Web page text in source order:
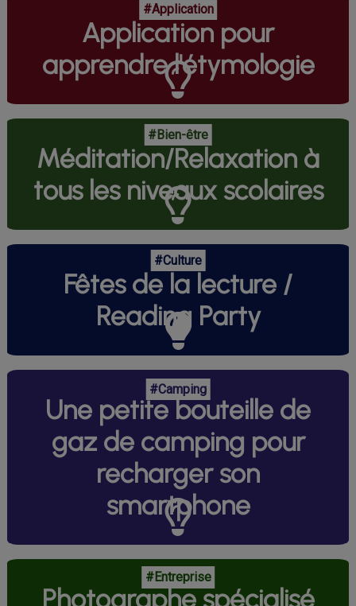
#Application
Application pour
apprendre l'étymologie
#Bien-être
Méditation/Relaxation à
tous les niveaux scolaires
#Culture
Fêtes de la lecture /
Reading Party
#Camping
Une petite bouteille de
gaz de camping pour
recharger son
smartphone
#Entreprise
Photographe spécialisé